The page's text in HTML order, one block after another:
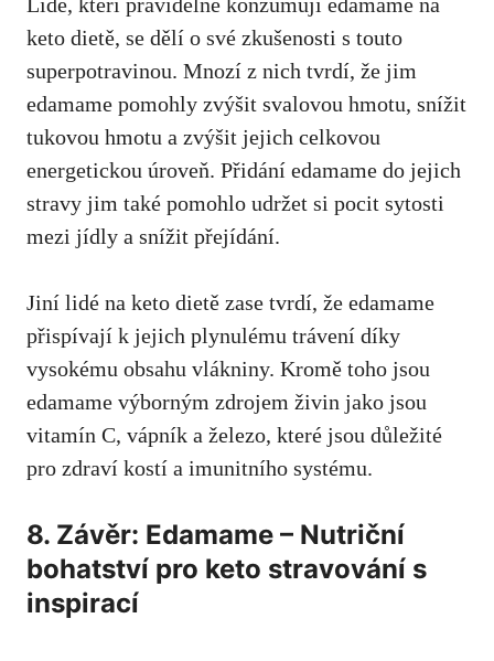
keto dietě, se dělí o své zkušenosti⁣ s touto
superpotravinou. Mnozí⁤ z nich‌ tvrdí, že jim
edamame pomohly zvýšit svalovou hmotu, snížit
tukovou hmotu a zvýšit ‍jejich celkovou
energetickou úroveň. Přidání edamame do jejich
stravy jim také pomohlo udržet si pocit ‍sytosti
mezi jídly a snížit přejídání.
Jiní lidé ‌na keto dietě zase tvrdí, že edamame
přispívají k jejich plynulému ​trávení díky
vysokému obsahu vlákniny. Kromě toho jsou
edamame výborným zdrojem živin jako jsou
vitamín C,‌ vápník a železo,‍ které jsou ‌důležité
pro zdraví kostí a imunitního systému.
8. Závěr: Edamame – Nutriční
bohatství pro keto stravování s
inspirací